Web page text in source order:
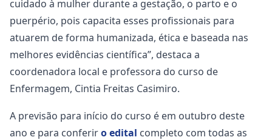
cuidado à mulher durante a gestação, o parto e o
puerpério, pois capacita esses profissionais para
atuarem de forma humanizada, ética e baseada nas
melhores evidências científica”, destaca a
coordenadora local e professora do curso de
Enfermagem, Cintia Freitas Casimiro.
A previsão para início do curso é em outubro deste
ano e para conferiro edital completo com todas as